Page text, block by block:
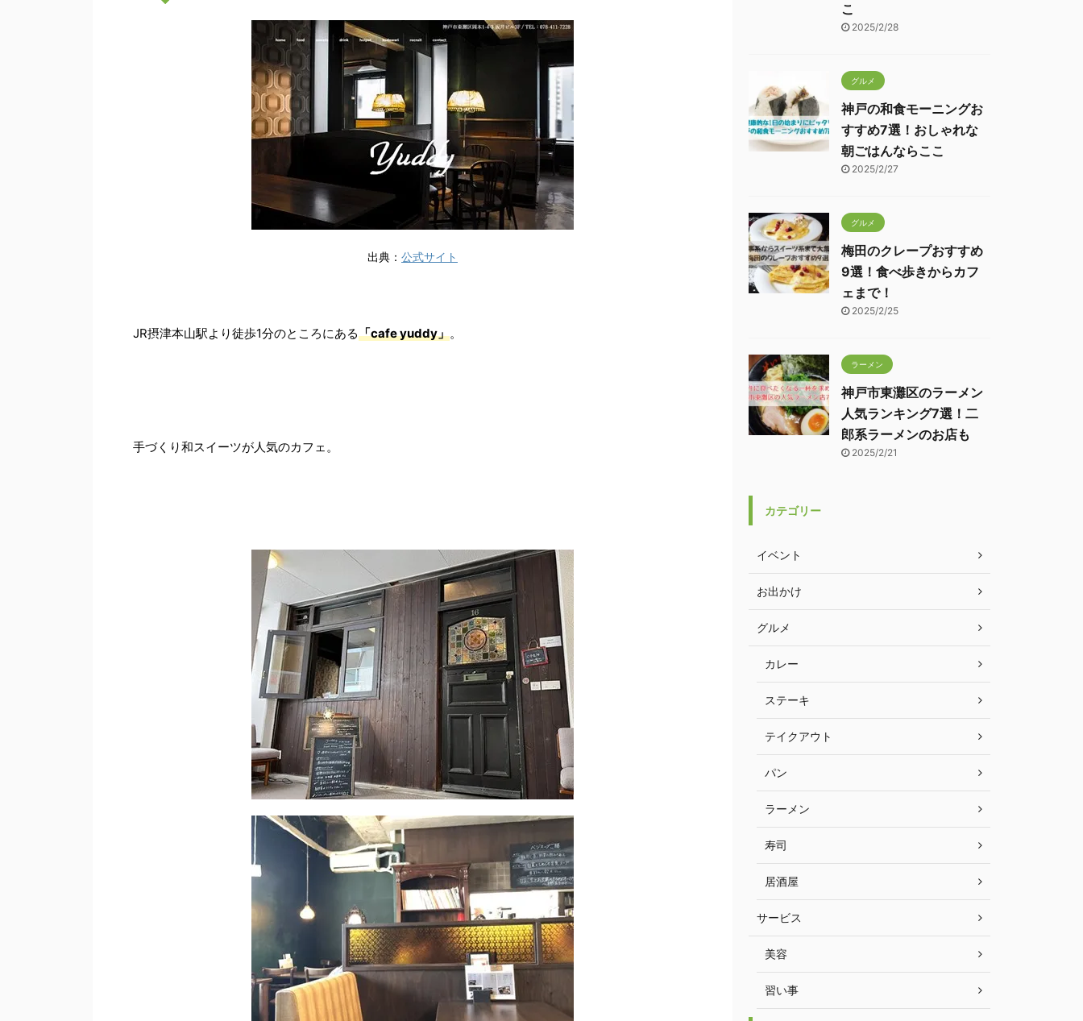
出典： 公式サイト
JR摂津本山駅より徒歩1分のところにある「cafe yuddy」。
手づくり和スイーツが人気のカフェ。
こ
2025/2/28
グルメ
神戸の和食モーニングお
すすめ7選！おしゃれな
朝ごはんならここ
2025/2/27
グルメ
梅田のクレープおすすめ
9選！食べ歩きからカフ
ェまで！
2025/2/25
ラーメン
神戸市東灘区のラーメン
人気ランキング7選！二
郎系ラーメンのお店も
2025/2/21
カテゴリー
イベント
お出かけ
グルメ
カレー
ステーキ
テイクアウト
パン
ラーメン
寿司
居酒屋
サービス
美容
習い事